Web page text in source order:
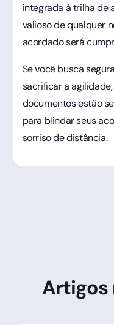
integrada à trilha de
valioso de qualquer
acordado será
Se você busca
sacrificar a
documentos estão
para blindar seus
sorriso de distância.
Artigos